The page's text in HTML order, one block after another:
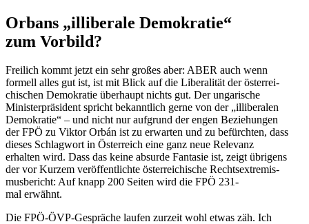
Orbans „illiberale Demokratie“
zum Vorbild?
Freilich kommt jetzt ein sehr großes aber: ABER auch wenn
formell alles gut ist, ist mit Blick auf die Libera­lität der öster­rei­
chi­schen Demokratie überhaupt nichts gut. Der ungarische
Minis­ter­prä­sident spricht bekanntlich gerne von der „illibe­ralen
Demokratie“ – und nicht nur aufgrund der engen Bezie­hungen
der FPÖ zu Viktor Orbán ist zu erwarten und zu befürchten, dass
dieses Schlagwort in Öster­reich eine ganz neue Relevanz
erhalten wird. Dass das keine absurde Fantasie ist, zeigt übrigens
der vor Kurzem veröf­fent­lichte öster­rei­chische Rechts­extre­mis­
mus­be­richt: Auf knapp 200 Seiten wird die FPÖ 231-
mal erwähnt.
Die FPÖ-ÖVP-Gespräche laufen zurzeit wohl etwas zäh. Ich